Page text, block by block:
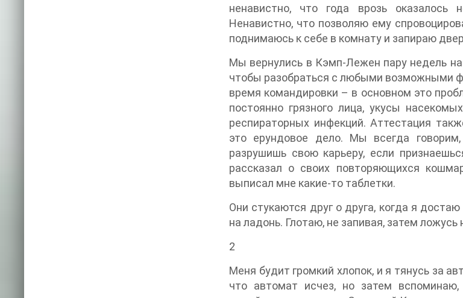
ненавистно, что года врозь оказалось
Ненавистно, что позволяю ему
поднимаюсь к себе в комнату и запираю
Мы вернулись в Кэмп-Лежен пару недель
чтобы разобраться с любыми возможными
время командировки – в основном это
постоянно грязного лица, укусы
респираторных инфекций. Аттестация
это ерундовое дело. Мы всегда
разрушишь свою карьеру, если
рассказал о своих повторяющихся
выписал мне какие-то таблетки.
Они стукаются друг о друга, когда я
на ладонь. Глотаю, не запивая, затем
2
Меня будит громкий хлопок, и я тянусь за
что автомат исчез, но затем